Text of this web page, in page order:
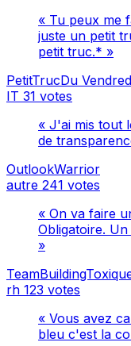
« Tu peux me
juste un petit
petit truc.* »
PetitTrucDu
IT 31 votes
« J'ai mis tout
de
OutlookWarrior
autre 241 votes
« On va faire
Obligatoire.
»
rh 123 votes
« Vous avez
bleu c'est la